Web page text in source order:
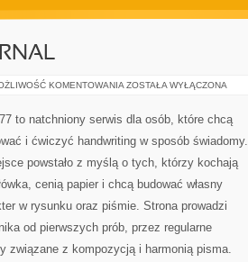
KOMENTOWANIA ZESZYTY
JOURNAL
ZOSTAŁA WYŁĄCZONA
to natchniony serwis dla osób, które chcą
i ćwiczyć handwriting w sposób świadomy.
powstało z myślą o tych, którzy kochają
cenią papier i chcą budować własny
w rysunku oraz piśmie. Strona prowadzi
od pierwszych prób, przez regularne
związane z kompozycją i harmonią pisma.